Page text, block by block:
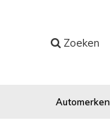
Zoeken
Automerken